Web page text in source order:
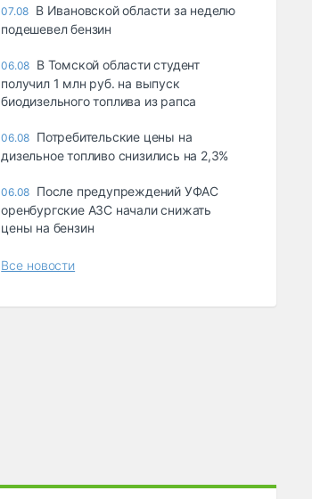
07.08 В Ивановской области за неделю
подешевел бензин
06.08 В Томской области студент
получил 1 млн руб. на выпуск
биодизельного топлива из рапса
06.08 Потребительские цены на
дизельное топливо снизились на 2,3%
06.08 После предупреждений УФАС
оренбургские АЗС начали снижать
цены на бензин
Все новости